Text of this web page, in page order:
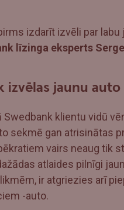
izdarīt izvēli par
līzinga eksperts
izvēlas jaunu auto
Swedbank klientu vidū
sekmē gan atrisinātas
vairs neaug tik
atlaides pilnīgi
ir atgriezies arī
-auto.